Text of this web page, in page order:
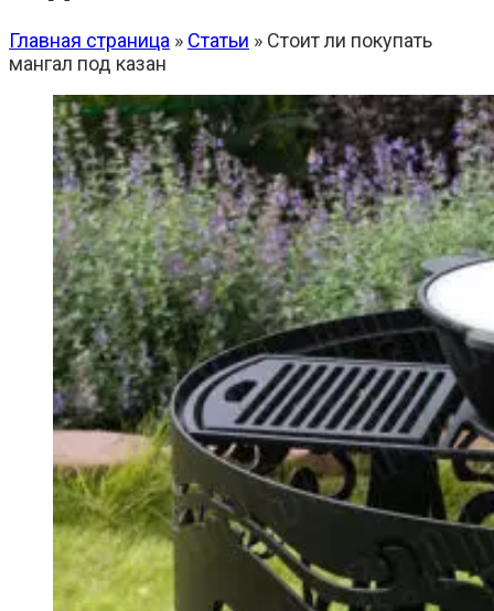
Главная страница » Статьи » Стоит ли покупать
мангал под казан